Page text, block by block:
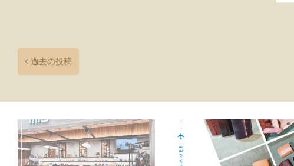
稿
ゲ
ン
過去の投稿